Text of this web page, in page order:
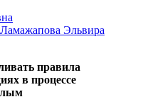
Ламажапова Эльвира
правила
в процессе